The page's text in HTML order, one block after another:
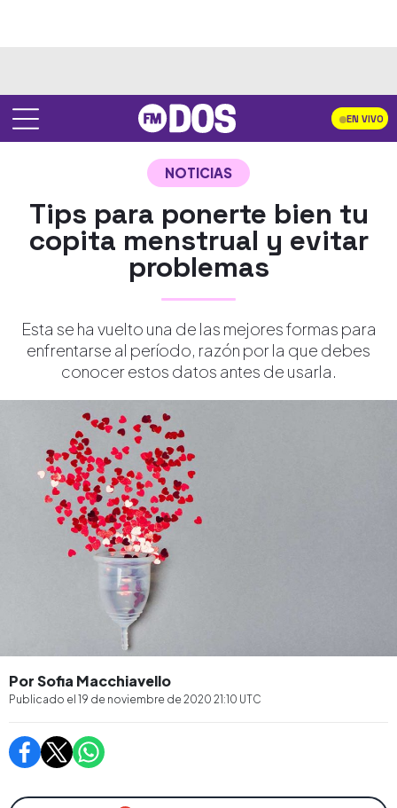
EN VIVO
NOTICIAS
Tips para ponerte bien tu
copita menstrual y evitar
problemas
Esta se ha vuelto una de las mejores formas para
enfrentarse al período, razón por la que debes
conocer estos datos antes de usarla.
Por Sofia Macchiavello
Publicado el 19 de noviembre de 2020 21:10 UTC